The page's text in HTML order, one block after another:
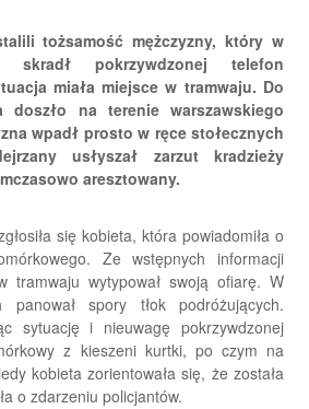
tożsamość mężczyzny, który w
skradł pokrzywdzonej telefon
miała miejsce w tramwaju. Do
doszło na terenie warszawskiego
wpadł prosto w ręce stołecznych
usłyszał zarzut kradzieży
aresztowany.
się kobieta, która powiadomiła o
Ze wstępnych informacji
tramwaju wytypował swoją ofiarę. W
panował spory tłok podróżujących.
sytuację i nieuwagę pokrzywdzonej
z kieszeni kurtki, po czym na
kobieta zorientowała się, że została
o zdarzeniu policjantów.